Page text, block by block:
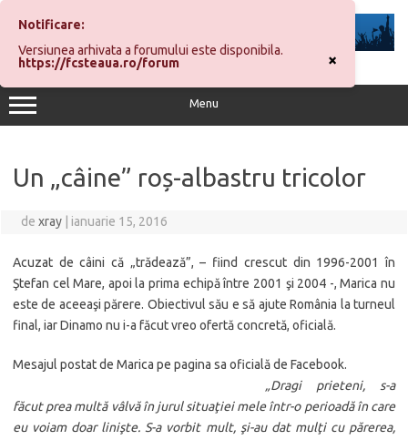
Sari
conținut
Menu
Un „câine” roș-albastru tricolor
de xray ianuarie 15, 2016
Acuzat de câini că „trădează”, – fiind crescut din 1996-2001 în
Ştefan cel Mare, apoi la prima echipă între 2001 şi 2004 -, Marica nu
este de aceeaşi părere. Obiectivul său e să ajute România la turneul
final, iar Dinamo nu i-a făcut vreo ofertă concretă, oficială.
Mesajul postat de Marica pe pagina sa oficială de Facebook.
„Dragi prieteni, s-a
făcut prea multă vâlvă în jurul situaţiei mele într-o perioadă în care
eu voiam doar linişte. S-a vorbit mult, şi-au dat mulţi cu părerea,
×
Notificare:
Versiunea arhivata a forumului este disponibila.
https://fcsteaua.ro/forum